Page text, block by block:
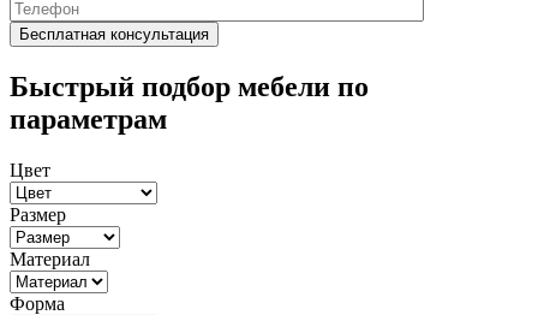
Быстрый подбор мебели по
параметрам
Цвет
Размер
Материал
Форма